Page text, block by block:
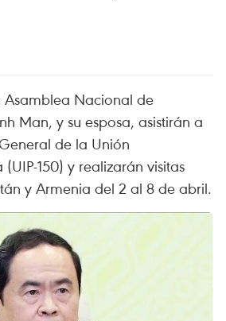
Asamblea Nacional de
Man, y su esposa, asistirán a
de la Unión
150) y realizarán visitas
y Armenia del 2 al 8 de abril.